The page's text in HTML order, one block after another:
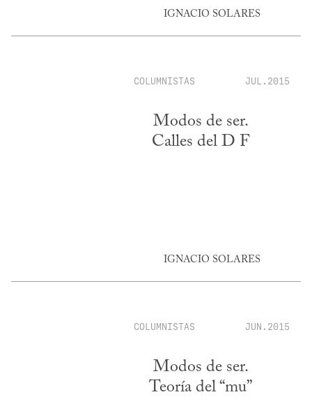
IGNACIO SOLARES
COLUMNISTAS JUL.2015
Modos de ser.
Calles del D F
IGNACIO SOLARES
COLUMNISTAS JUN.2015
Modos de ser.
Teoría del “mu”